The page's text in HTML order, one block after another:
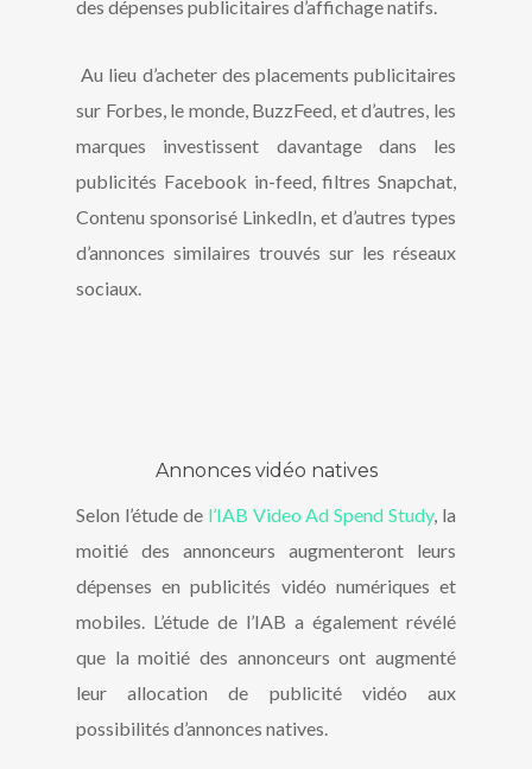
des dépenses publicitaires d’affichage natifs.
Au lieu d’acheter des placements publicitaires
sur Forbes, le monde, BuzzFeed, et d’autres, les
marques investissent davantage dans les
publicités Facebook in-feed, filtres Snapchat,
Contenu sponsorisé LinkedIn, et d’autres types
d’annonces similaires trouvés sur les réseaux
sociaux.
Annonces vidéo natives
Selon l’étude de l’IAB Video Ad Spend Study, la
moitié des annonceurs augmenteront leurs
dépenses en publicités vidéo numériques et
mobiles. L’étude de l’IAB a également révélé
que la moitié des annonceurs ont augmenté
leur allocation de publicité vidéo aux
possibilités d’annonces natives.